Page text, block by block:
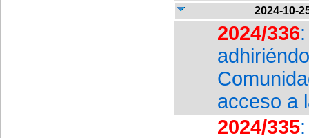
2024-10-
2024/336
acceso a
2024/335